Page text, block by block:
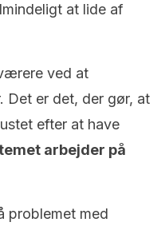
at lide af
ved at
Det er det, der gør, at
efter at have
arbejder på
problemet med